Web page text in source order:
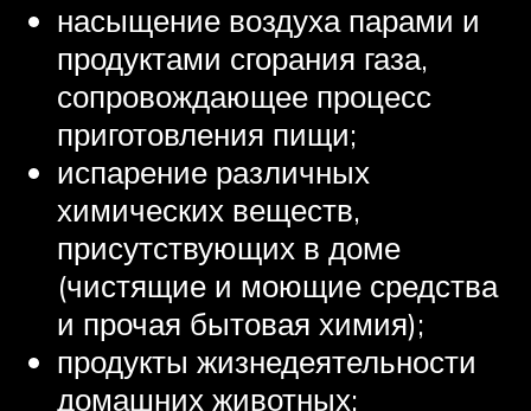
насыщение воздуха парами и
продуктами сгорания газа,
сопровождающее процесс
приготовления пищи;
испарение различных
химических веществ,
присутствующих в доме
(чистящие и моющие средства
и прочая бытовая химия);
продукты жизнедеятельности
домашних животных;